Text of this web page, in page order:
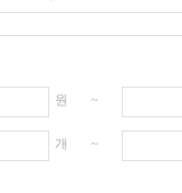
원 ~
개 ~